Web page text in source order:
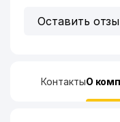
Оставить
КонтактыО